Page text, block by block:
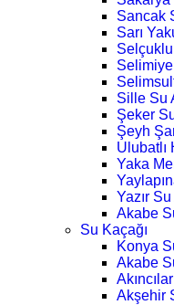
Sancak
Sarı
Selçuklu
Selimiye
Sille Su
Şeker
Şeyh
Ulubatlı
Yaka
Yazır Su
Akabe
Su Kaçağı
Konya
Akabe
Akşehir